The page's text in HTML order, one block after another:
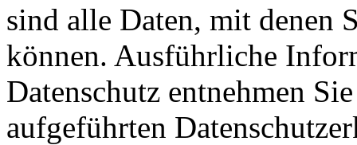
sind alle Daten, mit denen
können. Ausführliche
Datenschutz entnehmen
aufgeführten